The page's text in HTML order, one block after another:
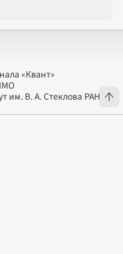
«Квант»
В. А. Стеклова РАН
«Квант»
им. В. А. Стеклова РАН